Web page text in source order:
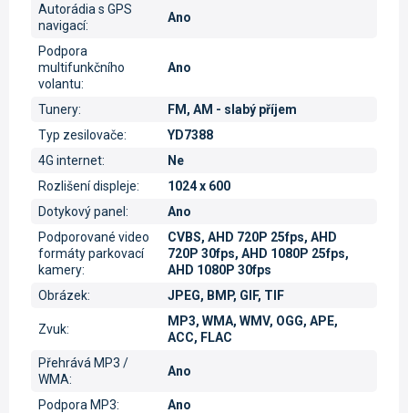
Autorádia s GPS
navigací:
Ano
Podpora
multifunkčního
volantu:
Ano
Tunery:
FM, AM - slabý příjem
Typ zesilovače:
YD7388
4G internet:
Ne
Rozlišení displeje:
1024 x 600
Dotykový panel :
Ano
Podporované video
formáty parkovací
kamery:
CVBS, AHD 720P 25fps, AHD
720P 30fps, AHD 1080P 25fps,
AHD 1080P 30fps
Obrázek: JPEG, BMP, GIF, TIF
Zvuk:
MP3, WMA, WMV, OGG, APE,
ACC, FLAC
Přehrává MP3 /
WMA:
Ano
Podpora MP3:
Ano